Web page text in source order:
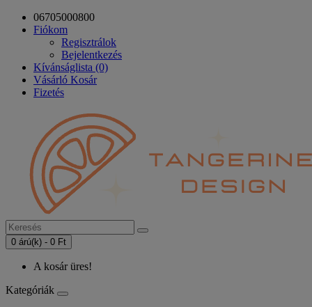
06705000800
Fiókom
Regisztrálok
Bejelentkezés
Kívánságlista (0)
Vásárló Kosár
Fizetés
0 árú(k) - 0 Ft
A kosár üres!
Kategóriák